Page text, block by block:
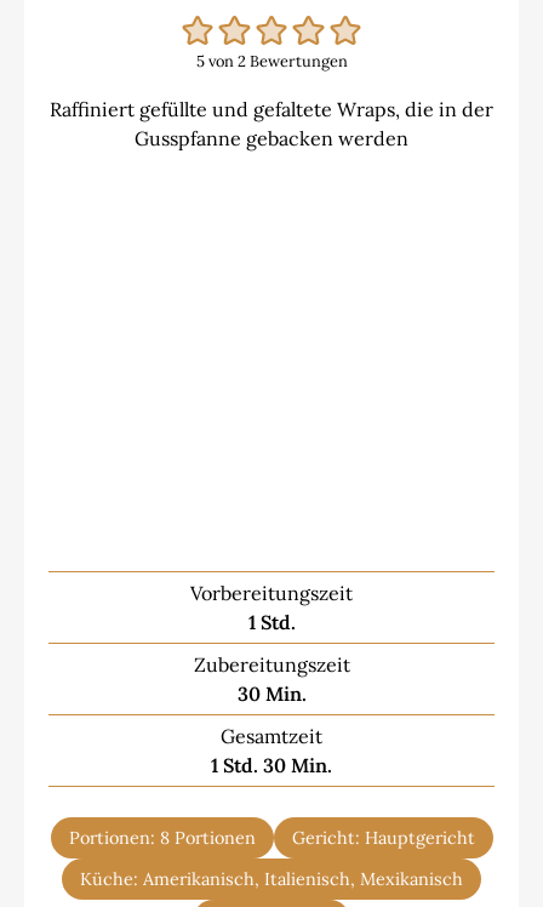
5von2Bewertungen
Raffiniert gefüllte und gefaltete Wraps, die in der
Gusspfanne gebacken werden
Vorbereitungszeit
1Stunde
Std.
Zubereitungszeit
30Minuten
Min.
Gesamtzeit
1 Stunde
Std. 30Minuten
Min.
Portionen: 8 Portionen Gericht: Hauptgericht
Küche: Amerikanisch, Italienisch, Mexikanisch